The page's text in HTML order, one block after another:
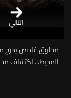
التالي
مخلوق غامض يخرج
المحيط... اكتشاف